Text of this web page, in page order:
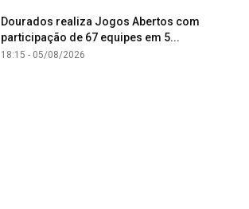
Dourados realiza Jogos Abertos com
participação de 67 equipes em 5...
18:15 - 05/08/2026